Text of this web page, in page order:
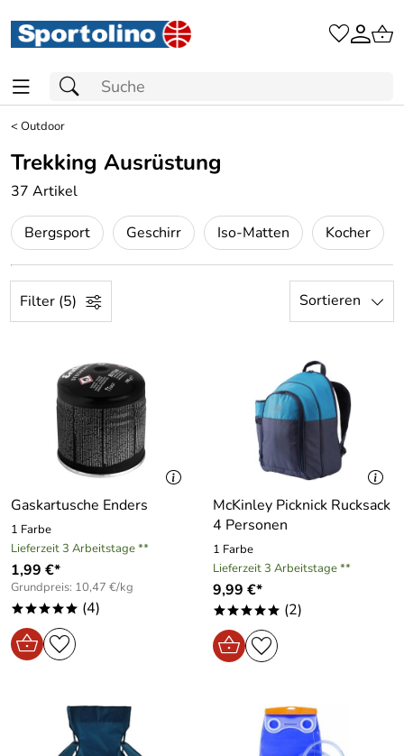
<Outdoor
Trekking Ausrüstung
37 Artikel
Bergsport Geschirr Iso-Matten Kocher
Filter (5) Sortieren
Gaskartusche Enders
1 Farbe
Lieferzeit 3 Arbeitstage **
1,99 €*
Grundpreis: 10,47 €/kg
***** (4)
McKinley Picknick Rucksack
4 Personen
1 Farbe
Lieferzeit 3 Arbeitstage **
9,99 €*
***** (2)